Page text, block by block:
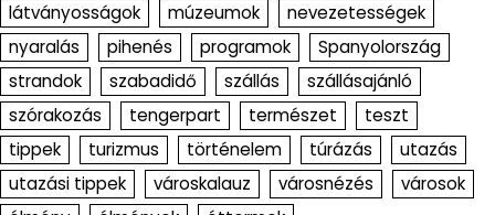
látványosságok
múzeumok
nevezetességek
nyaralás
pihenés programok
Spanyolország
strandok
szabadidő szállás
szállásajánló
szórakozás
tengerpart természet
teszt
tippek
turizmus történelem túrázás
utazás
utazási tippek
városkalauz városnézés
városok